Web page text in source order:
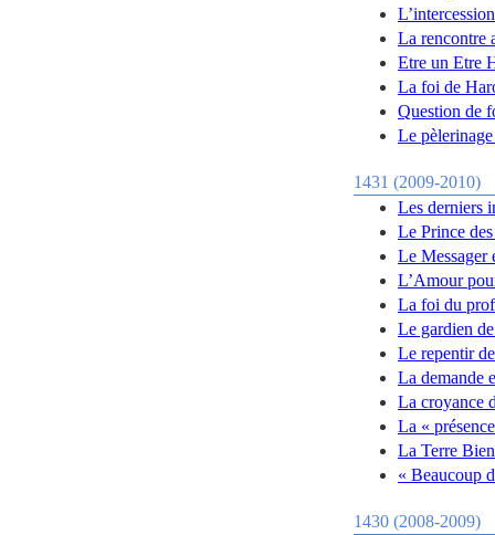
La rencontre
Etre un Etre
La foi de
Question de
Le
1431 (2009-2010)
Les derniers
Le Prince
Le Messager
L’Amour
La foi du
Le gardien
Le repentir
La demande
La croyance
La «
La Terre
« Beaucoup
1430 (2008-2009)